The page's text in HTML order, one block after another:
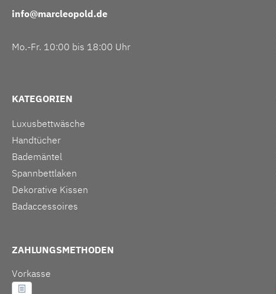
info@marcleopold.de
Mo.-Fr. 10:00 bis 18:00 Uhr
KATEGORIEN
Luxusbettwäsche
Handtücher
Bademäntel
Spannbettlaken
Dekorative Kissen
Badaccessoires
ZAHLUNGSMETHODEN
Vorkasse